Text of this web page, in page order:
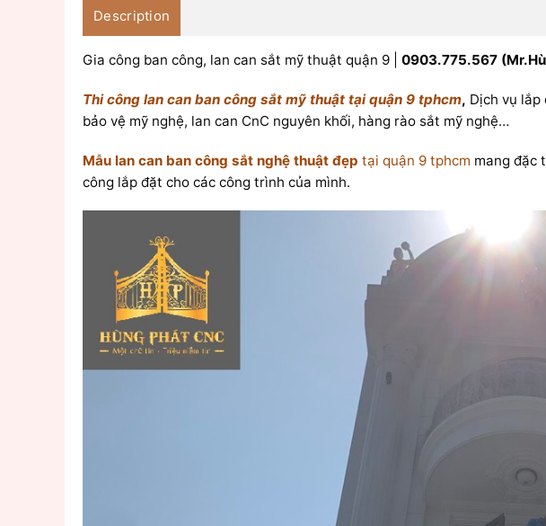
Description
Gia công ban công, lan can sắt mỹ thuật quận 9 | 0903.775.567
Thi công lan can ban công sắt mỹ thuật tại quận 9 tphcm, Dịch vụ
bảo vệ mỹ nghệ, lan can CnC nguyên khối, hàng rào sắt mỹ nghệ…
Mẫu lan can ban công sắt nghệ thuật đẹp tại quận 9 tphcm mang đặc
công lắp đặt cho các công trình của mình.